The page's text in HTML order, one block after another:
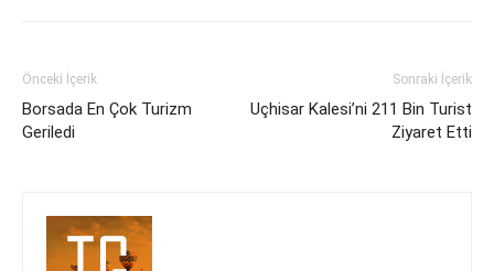
Önceki İçerik
Borsada En Çok Turizm
Geriledi
Sonraki İçerik
Uçhisar Kalesi’ni 211 Bin Turist
Ziyaret Etti